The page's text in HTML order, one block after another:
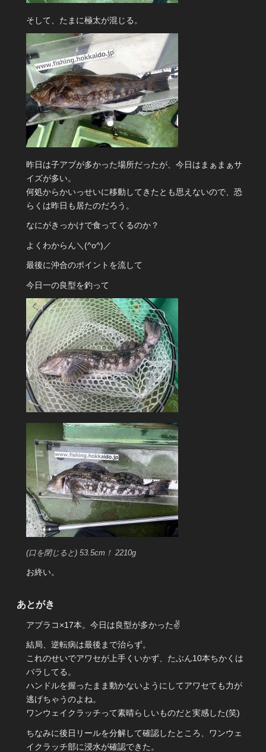
そして、たまに極太が混じる。
昨日は子アブが多かった場所だったが、今日はまぁまぁサ
イズが多い。
何処からかいっせいに移動してきたとも思えないので、恐
らくは昨日も居たのだろう。
なにがきっかけで食ってくるのか？
よくわからん＼(^o^)／
最後に沖合のポイントを流して
今日一の良型を釣って
(口を閉じると) 53.5cm！ 2210g
お終い。
あとがき
アブラコ×17本。今日は良型が多かった✌
結局、逆転病は最後まで治らず。
これのせいでアワセが上手くいかず、たぶん10本ちかくは
バラしてる。
ハンドルを握ったまま動かないようにしてアワセても力が
逃げちゃうのよね。
ワンウェイクラッチって素晴らしいものだと実感した(笑)
ちなみに後日リールを分解して確認したところ、ワンウェ
イクラッチ部に浸水が確認できた。